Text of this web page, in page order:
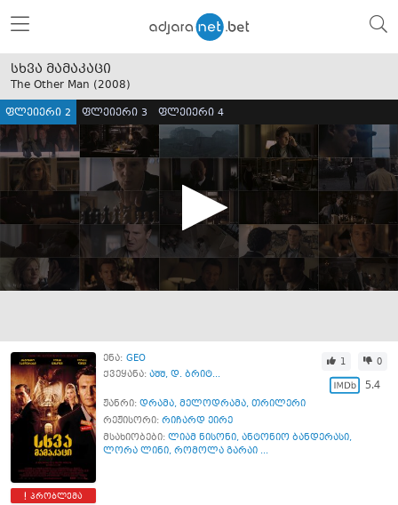
სხვა მამაკაცი
The Other Man (2008)
ფლეიერი 2 ფლეიერი 3 ფლეიერი 4
პრობლემა
ენა: GEO
ქვეყანა: აშშ, დ. ბრიტ...
1 0
5.4
ჟანრი: დრამა, მელოდრამა, თრილერი
რეჟისორი: რიჩარდ ეირე
მსახიობები: ლიამ ნისონი, ანტონიო ბანდერასი,
ლორა ლინი, რომოლა გარაი ...